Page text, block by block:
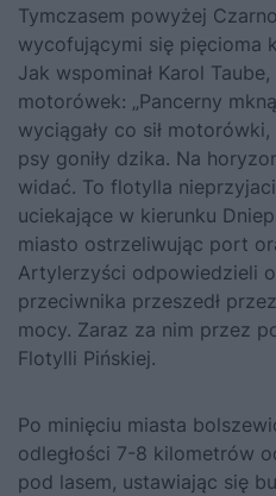
Tymczasem powyżej
wycofującymi się pięcioma
Jak wspominał Karol
motorówek: „Pancerny
wyciągały co sił
psy goniły dzika. Na
widać. To flotylla
uciekające w kierunku
miasto ostrzeliwując port
Artylerzyści odpowiedzieli
przeciwnika przeszedł
mocy. Zaraz za nim przez
Flotylli Pińskiej.
Po minięciu miasta
odległości 7-8 kilometrów
pod lasem, ustawiając się